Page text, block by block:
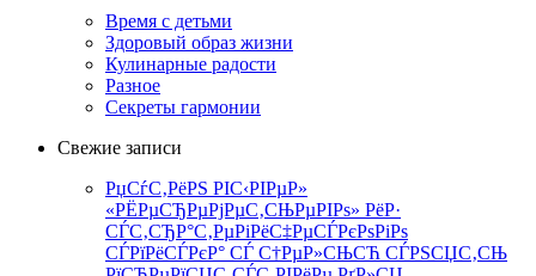
Время с детьми
Здоровый образ жизни
Кулинарные радости
Разное
Секреты гармонии
Свежие записи
РџСѓС‚РёРЅ РІС‹РІРµР»
«РЁРµСЂРµРјРµС‚СЊРµРІРѕ» РёР·
СЃС‚СЂР°С‚РµРіРёС‡РµСЃРєРѕРіРѕ
СЃРїРёСЃРєР° СЃ С†РµР»СЊСЋ СЃРЅСЏС‚СЊ